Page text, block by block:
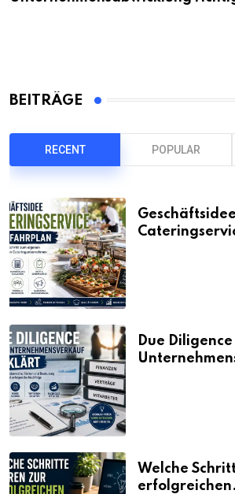
BEITRÄGE
RECENT POPULAR
Geschäftsidee
Due
Welche
erfolgreichen